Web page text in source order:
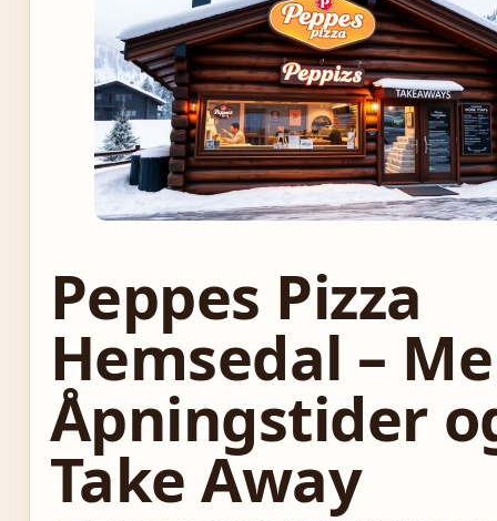
Peppes Pizza
Hemsedal –
Åpningstider
Take Away